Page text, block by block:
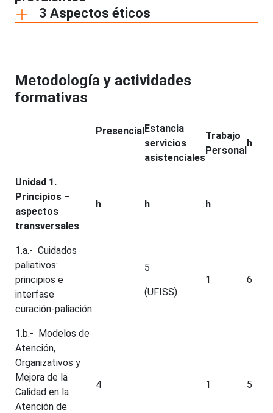
3 Aspectos éticos
Metodología y actividades
formativas
PresencialEstancia
servicios
asistenciales
Trabajo
Personal
h
Unidad 1.
Principios –
aspectos
transversales
h h h
1.a.- Cuidados
paliativos:
principios e
interfase
curación-paliación.
5
(UFISS)
1 6
1.b.- Modelos de
Atención,
Organizativos y
Mejora de la
Calidad en la
Atención de
4 1 5